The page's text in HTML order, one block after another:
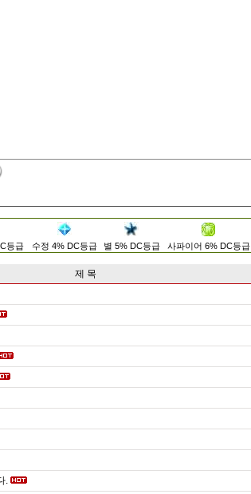
등급 수정 4% DC등급 별 5% DC등급 사파이어 6% DC등급
제 목
.